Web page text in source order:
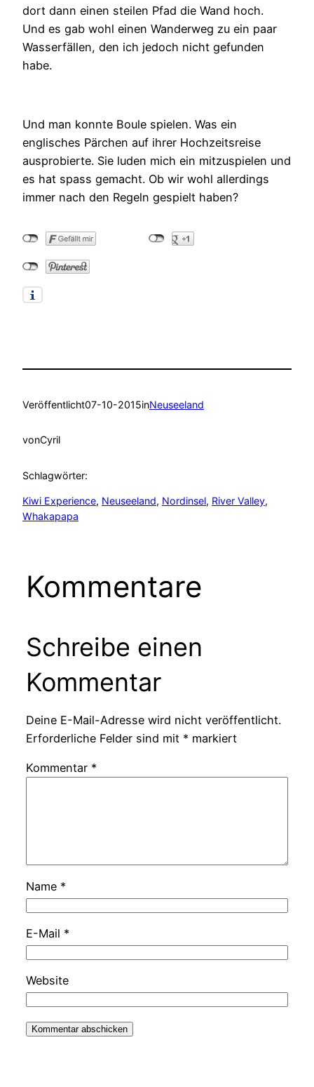
dort dann einen steilen Pfad die Wand hoch.
Und es gab wohl einen Wanderweg zu ein paar
Wasserfällen, den ich jedoch nicht gefunden
habe.
Und man konnte Boule spielen. Was ein
englisches Pärchen auf ihrer Hochzeitsreise
ausprobierte. Sie luden mich ein mitzuspielen und
es hat spass gemacht. Ob wir wohl allerdings
immer nach den Regeln gespielt haben?
Veröffentlicht07-10-2015inNeuseeland
vonCyril
Schlagwörter:
Kiwi Experience, Neuseeland, Nordinsel, River Valley
Whakapapa
Kommentare
Schreibe einen
Kommentar
Deine E-Mail-Adresse wird nicht veröffentlicht.
Erforderliche Felder sind mit * markiert
Kommentar *
Name *
E-Mail *
Website